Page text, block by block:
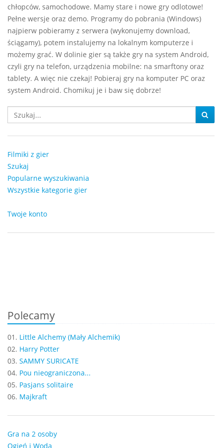
chłopców, samochodowe. Mamy stare i nowe gry odlotowe!
Pełne wersje oraz demo. Programy do pobrania (Windows)
najpierw pobieramy z serwera (wykonujemy download,
ściągamy), potem instalujemy na lokalnym komputerze i
możemy grać. W dolinie gier są także gry na system Android,
czyli gry na telefon, urządzenia mobilne: na smarftony oraz
tablety. A więc nie czekaj! Pobieraj gry na komputer PC oraz
system Android. Chomikuj je i baw się dobrze!
Filmiki z gier
Szukaj
Popularne wyszukiwania
Wszystkie kategorie gier
Twoje konto
Polecamy
01. Little Alchemy (Mały Alchemik)
02. Harry Potter
03. SAMMY SURICATE
04. Pou nieograniczona...
05. Pasjans solitaire
06. Majkraft
Gra na 2 osoby
Ogień i Woda